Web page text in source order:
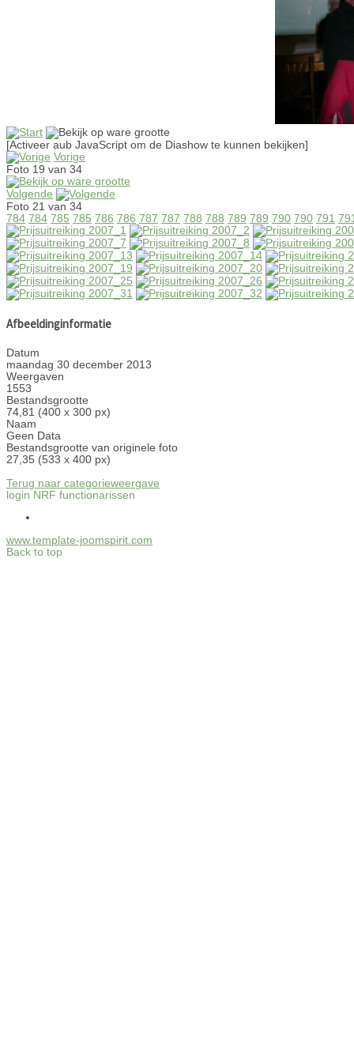
[Activeer aub JavaScript om de Diashow te kunnen bekijken]
Vorige
Foto 19 van 34
Volgende
Foto 21 van 34
784 784 785 785 786 786 787 787 788 788 789 789 790 790 791
Afbeeldinginformatie
Datum
maandag 30 december 2013
Weergaven
1553
Bestandsgrootte
74,81 (400 x 300 px)
Naam
Geen Data
Bestandsgrootte van originele foto
27,35 (533 x 400 px)
Terug naar categorieweergave
login NRF functionarissen
www.template-joomspirit.com
Back to top